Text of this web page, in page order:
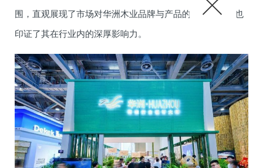
围，直观展现了市场对华洲木业品牌与产品的高度认可，也
印证了其在行业内的深厚影响力。